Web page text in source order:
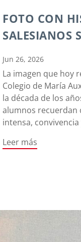
FOTO CON
SALESIANOS
Jun 26, 2026
La imagen que hoy
Colegio de María
la década de los
alumnos recuerdan
intensa,
Leer más